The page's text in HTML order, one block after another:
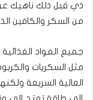
ذي قبل ذلك ناهيك عن
من السكر والكافين
جميع المواد
مثل السكريات
العالية السريعة